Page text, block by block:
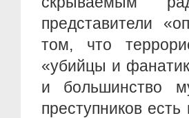
представители
том, что
«убийцы и
и большинство
преступников